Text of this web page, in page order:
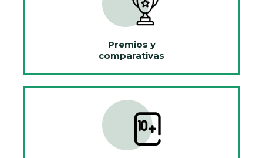
Premios y
comparativas